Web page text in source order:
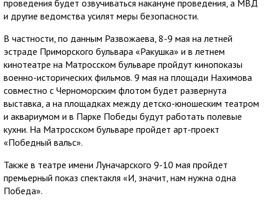
проведения будет озвучиваться накануне проведения, а МВД
и другие ведомства усилят меры безопасности.
В частности, по данным Развожаева, 8-9 мая на летней
эстраде Приморского бульвара «Ракушка» и в летнем
кинотеатре на Матросском бульваре пройдут кинопоказы
военно-исторических фильмов. 9 мая на площади Нахимова
совместно с Черноморским флотом будет развернута
выставка, а на площадках между детско-юношеским театром
и аквариумом и в Парке Победы будут работать полевые
кухни. На Матросском бульваре пройдет арт-проект
«Победный вальс».
Также в театре имени Луначарского 9-10 мая пройдет
премьерный показ спектакля «И, значит, нам нужна одна
Победа».